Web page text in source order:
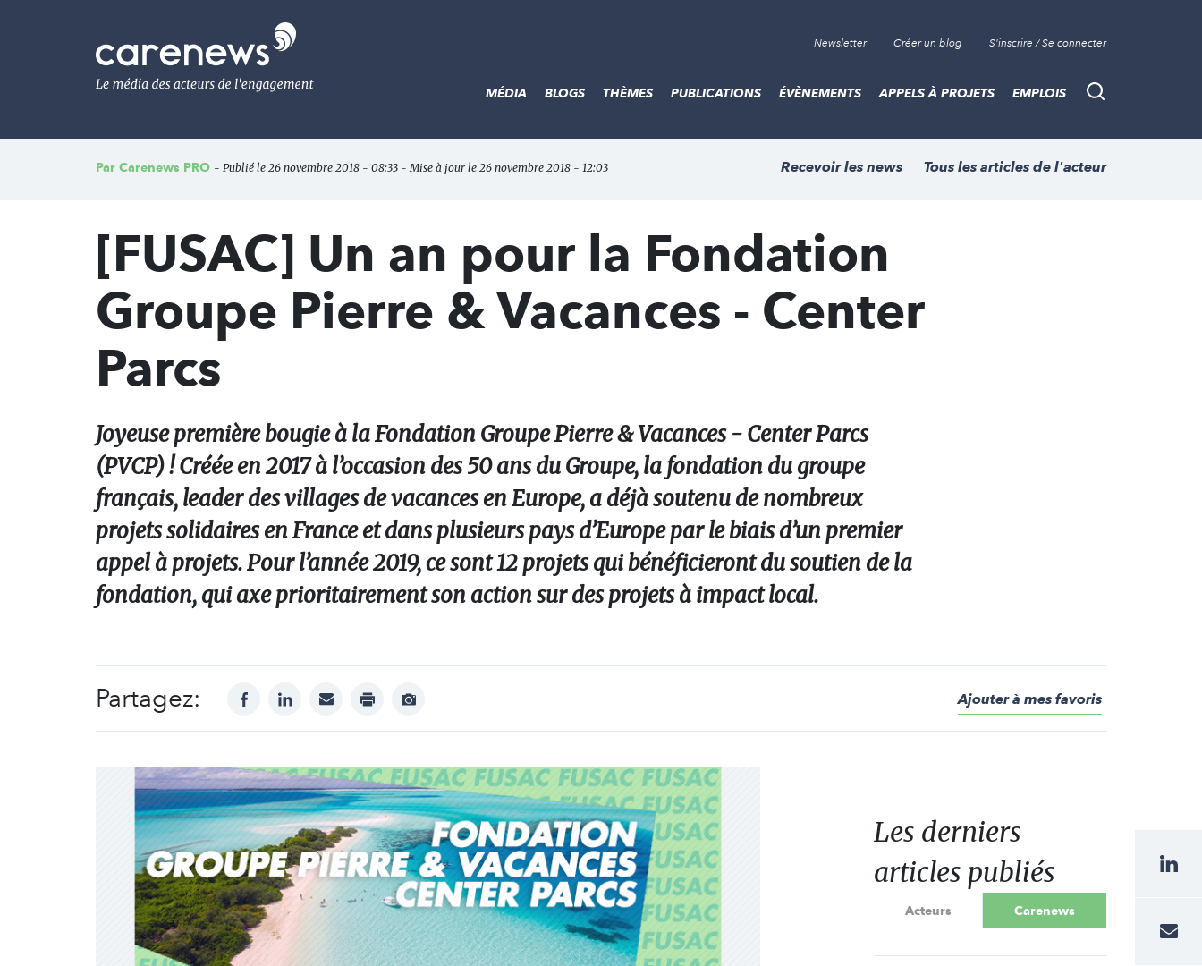
Le
média
de
l'engagement
Newsletter Créer un blog S'inscrire / Se connecter
Recherche
MÉDIA BLOGS THÈMES PUBLICATIONS ÉVÈNEMENTS APPELS À PROJETS EMPLOIS
Par Carenews PRO - Publié le 26 novembre 2018 - 08:33 - Mise à jour le 26 novembre 2018 - 12:03 Recevoir les news Tous les articles de l'acteur
[FUSAC] Un an pour la Fondation
Groupe Pierre & Vacances - Center
Parcs
Joyeuse première bougie à la Fondation Groupe Pierre & Vacances - Center Parcs
(PVCP) ! Créée en 2017 à l’occasion des 50 ans du Groupe, la fondation du groupe
français, leader des villages de vacances en Europe, a déjà soutenu de nombreux
projets solidaires en France et dans plusieurs pays d’Europe par le biais d’un premier
appel à projets. Pour l’année 2019, ce sont 12 projets qui bénéficieront du soutien de la
fondation, qui axe prioritairement son action sur des projets à impact local.
Partagez: facebooklinkedinmail print
Afficher
Ajouter à mes favoris
Les derniers
articles publiés
Acteurs Carenews